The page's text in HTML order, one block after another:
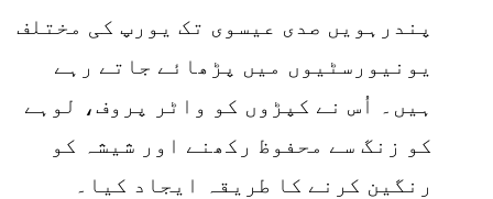
پندرہویں صدی عیسوی تک یورپ کی مختلف
یونیورسٹیوں میں پڑھائے جاتے رہے
ہیں۔ اُس نے کپڑوں کو واٹر پروف، لوہے
کو زنگ سے محفوظ رکھنے اور شیشہ کو
رنگین کرنے کا طریقہ ایجاد کیا۔